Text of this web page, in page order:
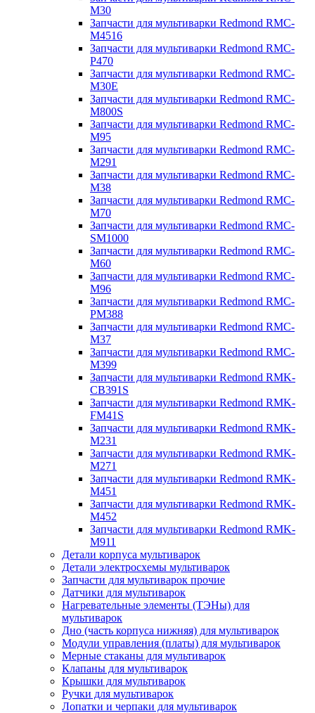
M30
Запчасти для мультиварки Redmond RMC-
M4516
Запчасти для мультиварки Redmond RMC-
P470
Запчасти для мультиварки Redmond RMC-
M30E
Запчасти для мультиварки Redmond RMC-
M800S
Запчасти для мультиварки Redmond RMC-
M95
Запчасти для мультиварки Redmond RMC-
M291
Запчасти для мультиварки Redmond RMC-
M38
Запчасти для мультиварки Redmond RMC-
M70
Запчасти для мультиварки Redmond RMC-
SM1000
Запчасти для мультиварки Redmond RMC-
M60
Запчасти для мультиварки Redmond RMC-
M96
Запчасти для мультиварки Redmond RMC-
PM388
Запчасти для мультиварки Redmond RMC-
M37
Запчасти для мультиварки Redmond RMC-
M399
Запчасти для мультиварки Redmond RMK-
CB391S
Запчасти для мультиварки Redmond RMK-
FM41S
Запчасти для мультиварки Redmond RMK-
M231
Запчасти для мультиварки Redmond RMK-
M271
Запчасти для мультиварки Redmond RMK-
M451
Запчасти для мультиварки Redmond RMK-
M452
Запчасти для мультиварки Redmond RMK-
M911
Детали корпуса мультиварок
Детали электросхемы мультиварок
Запчасти для мультиварок прочие
Датчики для мультиварок
Нагревательные элементы (ТЭНы) для
мультиварок
Дно (часть корпуса нижняя) для мультиварок
Модули управления (платы) для мультиварок
Мерные стаканы для мультиварок
Клапаны для мультиварок
Крышки для мультиварок
Ручки для мультиварок
Лопатки и черпаки для мультиварок